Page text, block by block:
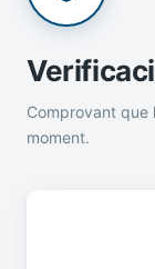
Comprovant que
moment.